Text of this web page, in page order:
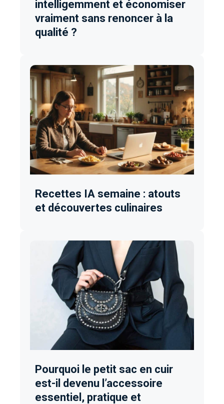
intelligemment et économiser
vraiment sans renoncer à la
qualité ?
Recettes IA semaine : atouts
et découvertes culinaires
Pourquoi le petit sac en cuir
est-il devenu l’accessoire
essentiel, pratique et